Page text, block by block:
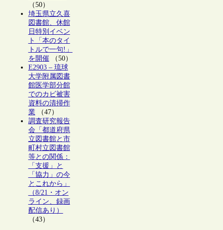
（50）
埼玉県立久喜
図書館、休館
日特別イベン
ト「本のタイ
トルで一句!」
を開催（50）
E2903 – 琉球
大学附属図書
館医学部分館
でのカビ被害
資料の清掃作
業（47）
調査研究報告
会「都道府県
立図書館と市
町村立図書館
等との関係：
「支援」と
「協力」の今
とこれから」
（8/21・オン
ライン、録画
配信あり）
（43）